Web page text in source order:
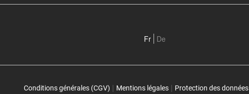
Fr De
Conditions générales (CGV) | Mentions légales | Protection des données